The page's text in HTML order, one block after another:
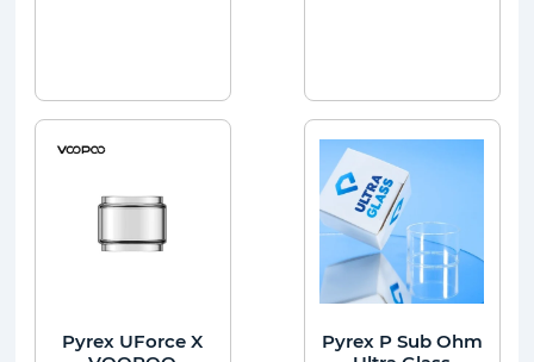
Pyrex UForce X
Pyrex P Sub Ohm